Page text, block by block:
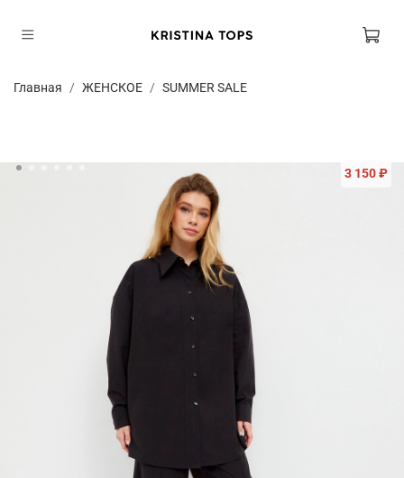
Главная ЖЕНСКОЕ SUMMER SALE
3 150 ₽